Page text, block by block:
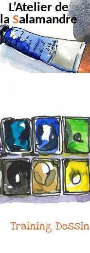
L’Atelier de
la Salamandre
Training Dessin